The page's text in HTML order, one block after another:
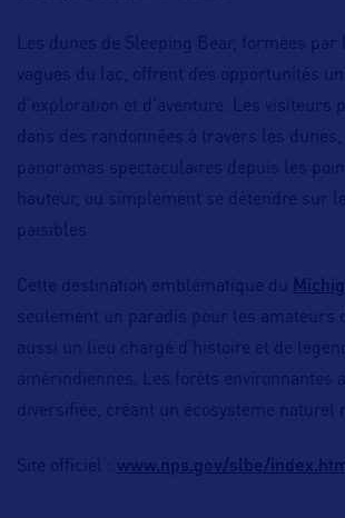
Les dunes de Sleeping Bear, formées par
vagues du lac, offrent des opportunités
d’exploration et d’aventure. Les visiteurs
dans des randonnées à travers les
panoramas spectaculaires depuis les
hauteur, ou simplement se détendre sur
paisibles.
Cette destination emblématique du
seulement un paradis pour les amateurs
aussi un lieu chargé d’histoire et de
amérindiennes. Les forêts environnantes
diversifiée, créant un écosystème naturel
Site officiel : www.nps.gov/slbe/